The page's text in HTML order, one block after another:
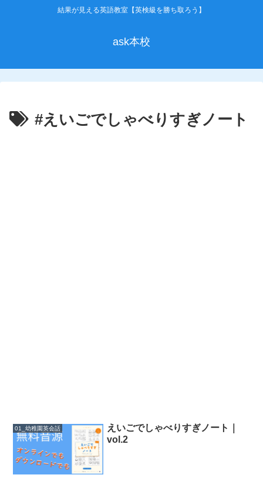
結果が見える英語教室【英検級を勝ち取ろう】
ask本校
#えいごでしゃべりすぎノート
01_幼稚園英会話
えいごでしゃべりすぎノート｜
vol.2